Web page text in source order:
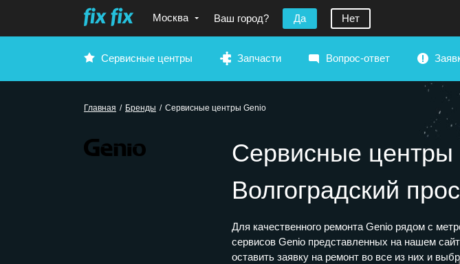
Москва Ваш город? Да Нет
Сервисные центры Запчасти Вопрос-ответ
Главная / Бренды / Сервисные центры Genio
Сервисные
Волгоградский
Для качественного ремонта Genio рядом с
сервисов Genio представленных на нашем
оставить заявку на ремонт во все из них и